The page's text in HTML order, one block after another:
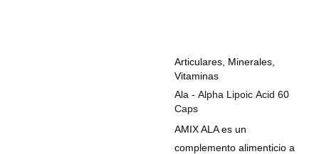
Articulares, Minerales,
Vitaminas
Ala - Alpha Lipoic Acid 60
Caps
AMIX ALA es un
complemento alimenticio a